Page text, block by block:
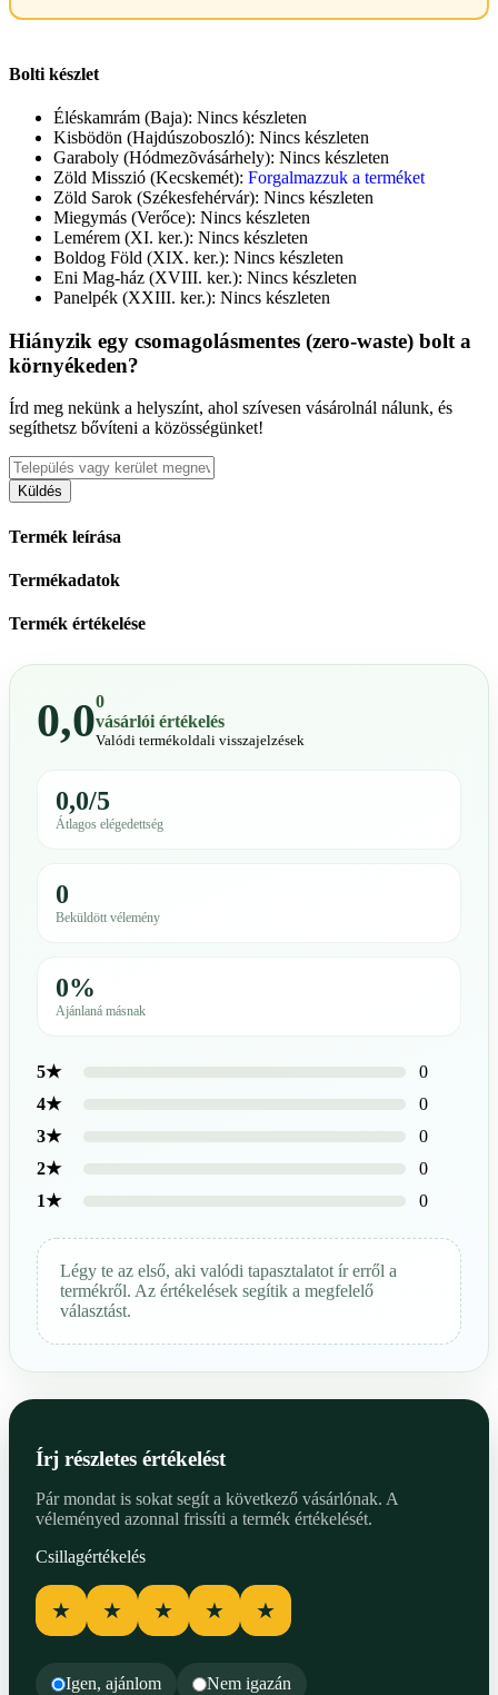
Bolti készlet
Éléskamrám (Baja): Nincs készleten
Kisbödön (Hajdúszoboszló): Nincs készleten
Garaboly (Hódmezõvásárhely): Nincs készleten
Zöld Misszió (Kecskemét): Forgalmazzuk a terméket
Zöld Sarok (Székesfehérvár): Nincs készleten
Miegymás (Verőce): Nincs készleten
Lemérem (XI. ker.): Nincs készleten
Boldog Föld (XIX. ker.): Nincs készleten
Eni Mag-ház (XVIII. ker.): Nincs készleten
Panelpék (XXIII. ker.): Nincs készleten
Hiányzik egy csomagolásmentes (zero-waste) bolt a
környékeden?
Írd meg nekünk a helyszínt, ahol szívesen vásárolnál nálunk, és
segíthetsz bővíteni a közösségünket!
Küldés
Termék leírása
Termékadatok
Termék értékelése
0,00
vásárlói értékelés
Valódi termékoldali visszajelzések
0,0/5
Átlagos elégedettség
0
Beküldött vélemény
0%
Ajánlaná másnak
5★
0
4★
0
3★
0
2★
0
1★
0
Légy te az első, aki valódi tapasztalatot ír erről a
termékről. Az értékelések segítik a megfelelő
választást.
Írj részletes értékelést
Pár mondat is sokat segít a következő vásárlónak. A
véleményed azonnal frissíti a termék értékelését.
Csillagértékelés
★ ★ ★ ★ ★
Igen, ajánlom Nem igazán